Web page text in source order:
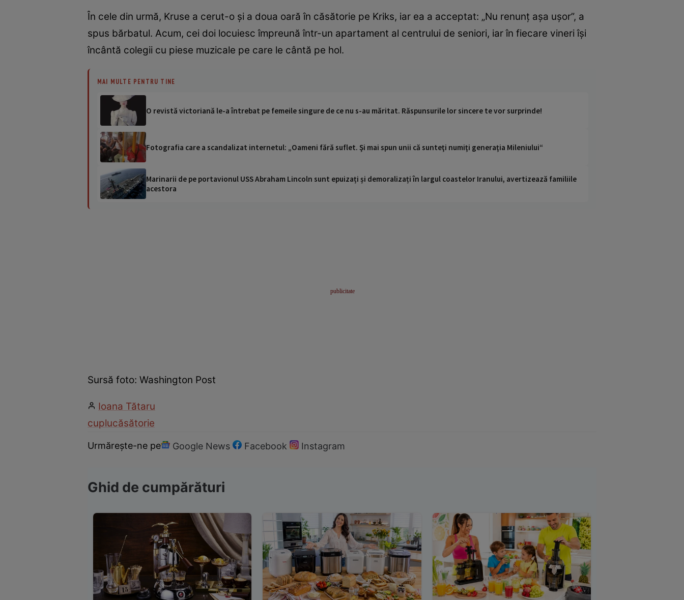
În cele din urmă, Kruse a cerut-o și a doua oară în căsătorie pe Kriks, iar ea a acceptat: „Nu renunț așa ușor”, a
spus bărbatul. Acum, cei doi locuiesc împreună într-un apartament al centrului de seniori, iar în fiecare vineri își
încântă colegii cu piese muzicale pe care le cântă pe hol.
MAI MULTE PENTRU TINE
O revistă victoriană le-a întrebat pe femeile singure de ce nu s-au măritat. Răspunsurile lor sincere te vor surprinde!
Fotografia care a scandalizat internetul: „Oameni fără suflet. Şi mai spun unii că sunteţi numiţi generaţia Mileniului“
Marinarii de pe portavionul USS Abraham Lincoln sunt epuizați și demoralizați în largul coastelor Iranului, avertizează familiile
acestora
Sursă foto: Washington Post
Ioana Tătaru
cuplucăsătorie
Urmărește-ne pe Google News Facebook Instagram
Ghid de cumpărături